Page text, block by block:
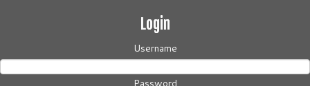
Login
Username